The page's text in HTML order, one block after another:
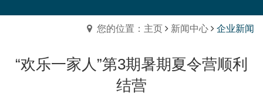
您的位置：主页 新闻中心 企业新闻
“欢乐一家人”第3期暑期夏令营顺利
结营